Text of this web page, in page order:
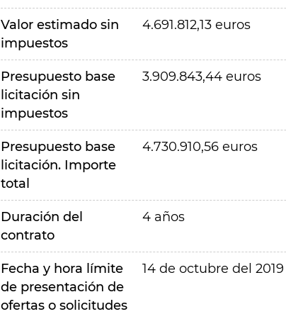
Valor estimado sin
impuestos
4.691.812,13 euros
Presupuesto base
licitación sin
impuestos
3.909.843,44 euros
Presupuesto base
licitación. Importe
total
4.730.910,56 euros
Duración del
contrato
4 años
Fecha y hora límite
de presentación de
ofertas o solicitudes
14 de octubre del 2019